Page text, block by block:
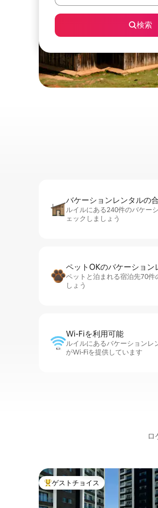
検索
バケーションレ⁠ン⁠タ⁠ル⁠の
ルイルにある240件のバケー
ェックしましょう
ペットOKのバ⁠ケ⁠ー⁠シ⁠ョ⁠ン
ペットと泊まれる宿泊先70件
しょう
Wi-Fiを利⁠用⁠可⁠能
ルイルにあるバケーションレ
がWi-Fiを提供しています
大好評のゲストチョイスです。
ゲストチョイス